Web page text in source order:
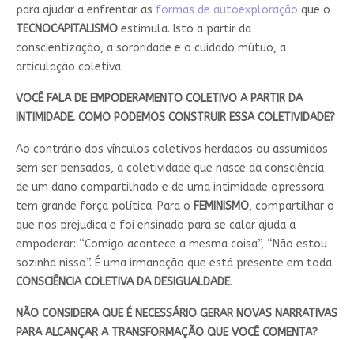
para ajudar a enfrentar as formas de autoexploração que o
TECNOCAPITALISMOestimula. Isto a partir da
conscientização, a sororidade e o cuidado mútuo, a
articulação coletiva.
VOCÊ FALA DE EMPODERAMENTO COLETIVO A PARTIR DA
INTIMIDADE. COMO PODEMOS CONSTRUIR ESSA COLETIVIDADE?
Ao contrário dos vínculos coletivos herdados ou assumidos
sem ser pensados, a coletividade que nasce da consciência
de um dano compartilhado e de uma intimidade opressora
tem grande força política. Para o FEMINISMO, compartilhar o
que nos prejudica e foi ensinado para se calar ajuda a
empoderar: “Comigo acontece a mesma coisa”, “Não estou
sozinha nisso”. É uma irmanação que está presente em toda
CONSCIÊNCIA COLETIVA DA DESIGUALDADE.
NÃO CONSIDERA QUE É NECESSÁRIO GERAR NOVAS NARRATIVAS
PARA ALCANÇAR A TRANSFORMAÇÃO QUE VOCÊ COMENTA?